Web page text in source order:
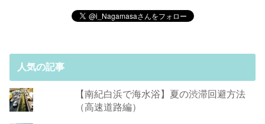
人気の記事
【南紀白浜で海水浴】夏の渋滞回避方法
（高速道路編）